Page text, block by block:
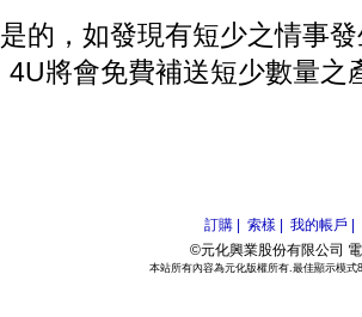
是的，如發現有短少之情事
4U將會免費補送短少數量之
訂購 | 索樣 |
我的帳戶 |
©元化興業股份有限公司
本站所有內容為元化版權所有.最佳顯示模